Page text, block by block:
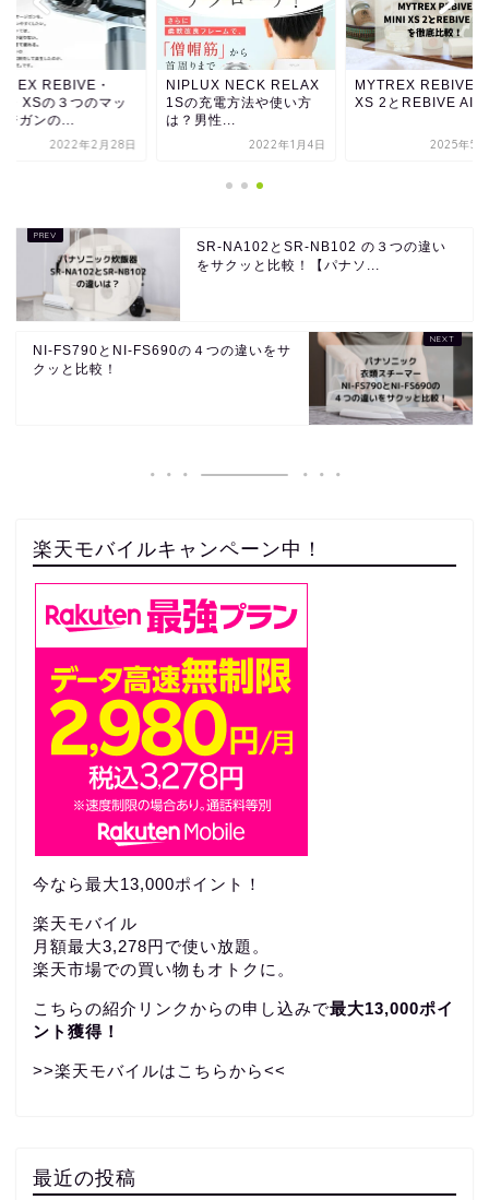
REBIVE・
・XSの３つのマッ
ジガンの...
2022年2月28日
NIPLUX NECK RELAX
1Sの充電方法や使い方
は？男性...
2022年1月4日
MYTREX REBIVE
XS 2とREBIVE AI...
2025年5
SR-NA102とSR-NB102 の３つの違い
をサクッと比較！【パナソ...
NI-FS790とNI-FS690の４つの違いをサ
クッと比較！
楽天モバイルキャンペーン中！
今なら最大13,000ポイント！
楽天モバイル
月額最大3,278円で使い放題。
楽天市場での買い物もオトクに。
こちらの紹介リンクからの申し込みで最大13,000ポイ
ント獲得！
>>楽天モバイルはこちらから<<
最近の投稿